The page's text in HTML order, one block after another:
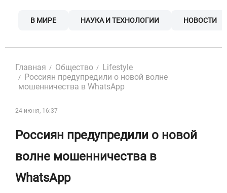
В МИРЕ НАУКА И ТЕХНОЛОГИИ НОВОСТИ
Главная Общество
Lifestyle
Россиян предупредили о новой волне
мошенничества в WhatsApp
24 июня, 16:37
Россиян предупредили о новой
волне мошенничества в
WhatsApp